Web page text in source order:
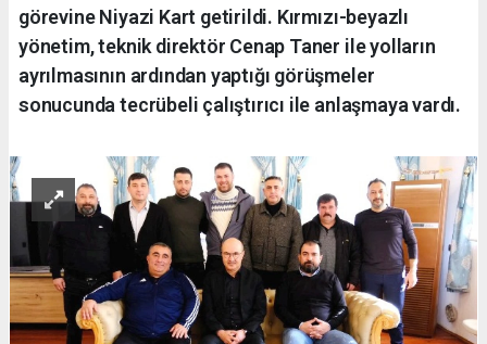
görevine Niyazi Kart getirildi. Kırmızı-beyazlı
yönetim, teknik direktör Cenap Taner ile yolların
ayrılmasının ardından yaptığı görüşmeler
sonucunda tecrübeli çalıştırıcı ile anlaşmaya vardı.